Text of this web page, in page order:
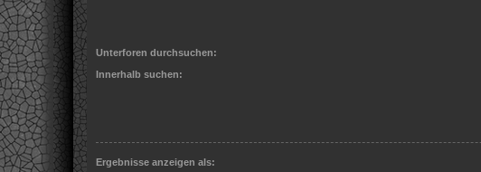
Unterforen durchsuchen:
Innerhalb suchen:
Ergebnisse anzeigen als: